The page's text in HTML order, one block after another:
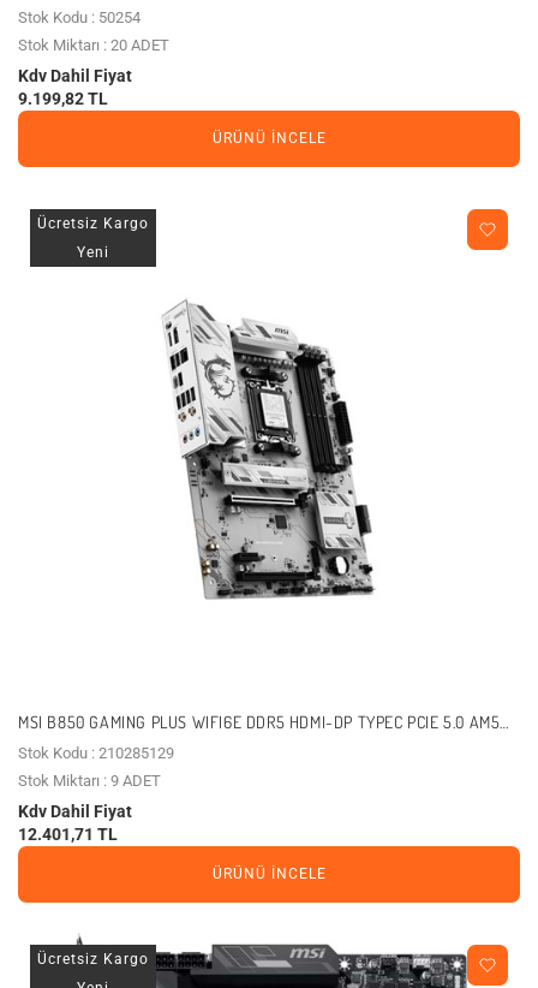
Stok Kodu : 50254
Stok Miktarı : 20 ADET
Kdv Dahil Fiyat
9.199,82 TL
ÜRÜNÜ İNCELE
Ücretsiz Kargo
Yeni
MSI B850 GAMING PLUS WIFI6E DDR5 HDMI-DP TYPEC PCIE 5.0 AM5
ATX BEYAZ
Stok Kodu : 210285129
Stok Miktarı : 9 ADET
Kdv Dahil Fiyat
12.401,71 TL
ÜRÜNÜ İNCELE
Ücretsiz Kargo